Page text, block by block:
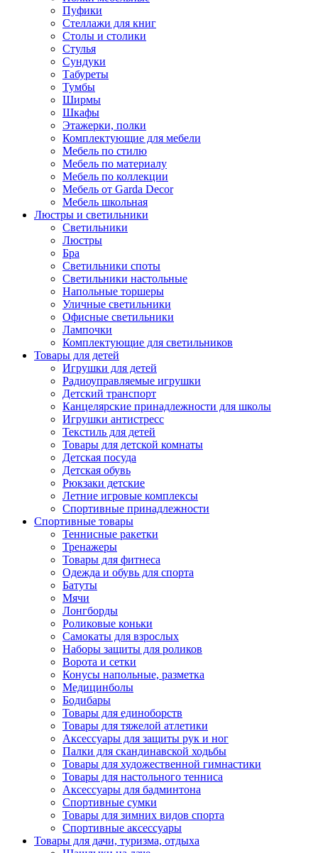
Пуфики
Стеллажи для книг
Столы и столики
Стулья
Сундуки
Табуреты
Тумбы
Ширмы
Шкафы
Этажерки, полки
Комплектующие для мебели
Мебель по стилю
Мебель по материалу
Мебель по коллекции
Мебель от Garda Decor
Мебель школьная
Люстры и светильники
Светильники
Люстры
Бра
Светильники споты
Светильники настольные
Напольные торшеры
Уличные светильники
Офисные светильники
Лампочки
Комплектующие для светильников
Товары для детей
Игрушки для детей
Радиоуправляемые игрушки
Детский транспорт
Канцелярские принадлежности для школы
Игрушки антистресс
Текстиль для детей
Товары для детской комнаты
Детская посуда
Детская обувь
Рюкзаки детские
Летние игровые комплексы
Спортивные принадлежности
Спортивные товары
Теннисные ракетки
Тренажеры
Товары для фитнеса
Одежда и обувь для спорта
Батуты
Мячи
Лонгборды
Роликовые коньки
Самокаты для взрослых
Наборы защиты для роликов
Ворота и сетки
Конусы напольные, разметка
Медицинболы
Бодибары
Товары для единоборств
Товары для тяжелой атлетики
Аксессуары для защиты рук и ног
Палки для скандинавской ходьбы
Товары для художественной гимнастики
Товары для настольного тенниса
Аксессуары для бадминтона
Спортивные сумки
Товары для зимних видов спорта
Спортивные аксессуары
Товары для дачи, туризма, отдыха